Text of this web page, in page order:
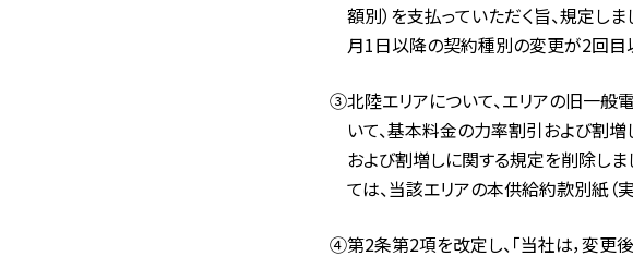
額別）を支払っていただく旨、規定し
月1日以降の契約種別の変更が2回目
③北陸エリアについて、エリアの旧一般
いて、基本料金の力率割引および割
および割増しに関する規定を削除し
ては、当該エリアの本供給約款別紙（
④第2条第2項を改定し、「当社は，変更